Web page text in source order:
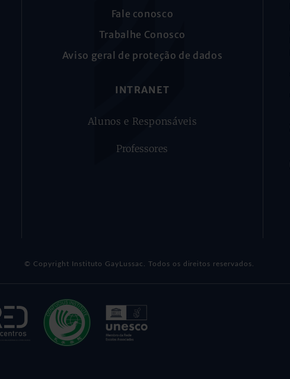
Fale conosco
Trabalhe Conosco
Aviso geral de proteção de dados
INTRANET
Alunos e Responsáveis
Professores
© Copyright Instituto GayLussac. Todos os direitos reservados.